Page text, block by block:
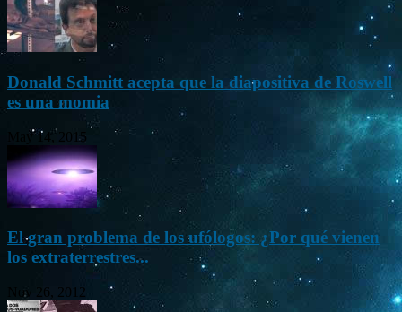
Donald Schmitt acepta que la diapositiva de Roswell
es una momia
May 14, 2015
El gran problema de los ufólogos: ¿Por qué vienen
los extraterrestres...
Nov 26, 2012